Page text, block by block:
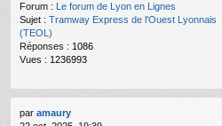
Forum : Le forum de Lyon en Lignes
Sujet : Tramway Express de l'Ouest Lyonnais
(TEOL)
Réponses : 1086
Vues : 1236993
par amaury